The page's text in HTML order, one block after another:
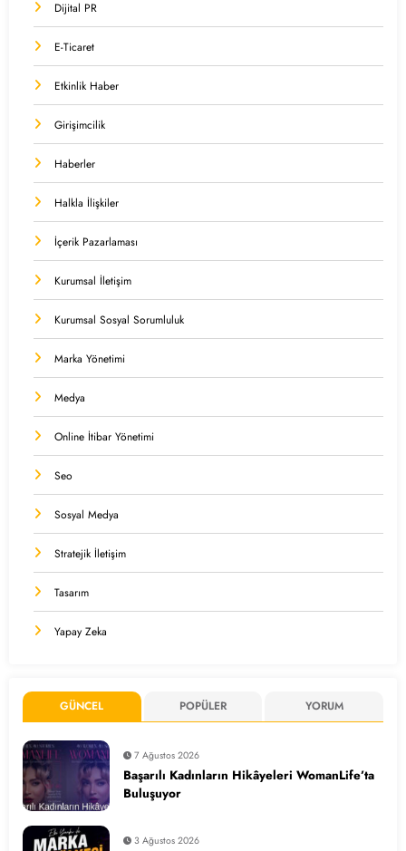
Dijital PR
E-Ticaret
Etkinlik Haber
Girişimcilik
Haberler
Halkla İlişkiler
İçerik Pazarlaması
Kurumsal İletişim
Kurumsal Sosyal Sorumluluk
Marka Yönetimi
Medya
Online İtibar Yönetimi
Seo
Sosyal Medya
Stratejik İletişim
Tasarım
Yapay Zeka
GÜNCEL POPÜLER YORUM
7 Ağustos 2026
Başarılı Kadınların Hikâyeleri WomanLife’ta
Buluşuyor
3 Ağustos 2026